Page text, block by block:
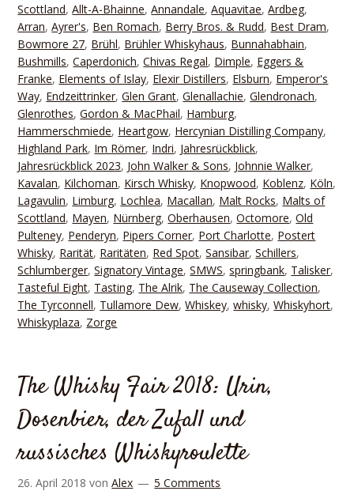
Scottland,Allt-A-Bhainne,Annandale,Aquavitae,Ardbeg,
Arran,Ayrer's, Ben Romach, Berry Bros. & Rudd, Best Dram,
Bowmore 27, Brühl, Brühler Whiskyhaus, Bunnahabhain,
Bushmills,Caperdonich,Chivas Regal, Dimple, Eggers &
Franke, Elements of Islay, Elexir Distillers, Elsburn, Emperor's
Way, Endzeittrinker,Glen Grant,Glenallachie,Glendronach,
Glenrothes,Gordon & MacPhail, Hamburg,
Hammerschmiede, Heartgow, Hercynian Distilling Company,
Highland Park, Im Römer, Indri, Jahresrückblick,
Jahresrückblick 2023, John Walker & Sons, Johnnie Walker,
Kavalan, Kilchoman, Kirsch Whisky, Knopwood, Koblenz, Köln,
Lagavulin, Limburg, Lochlea, Macallan, Malt Rocks, Malts of
Scottland, Mayen, Nürnberg,Oberhausen,Octomore,Old
Pulteney, Penderyn, Pipers Corner, Port Charlotte, Postert
Whisky, Rarität, Raritäten, Red Spot,Sansibar,Schillers,
Schlumberger,Signatory Vintage,SMWS,springbank, Talisker,
Tasteful Eight, Tasting, The Alrik, The Causeway Collection,
The Tyrconnell, Tullamore Dew,Whiskey,whisky,Whiskyhort,
Whiskyplaza, Zorge
The Whisky Fair 2018: Urin,
Dosenbier, der Zufall und
russisches Whiskyroulette
26. April 2018 vonAlex 5 Comments